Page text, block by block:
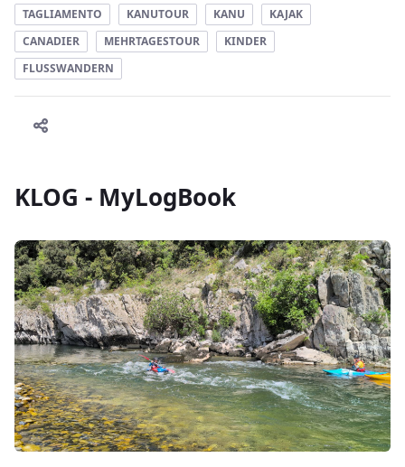
TAGLIAMENTO KANUTOUR KANU
KAJAK
CANADIER
MEHRTAGESTOUR
KINDER
FLUSSWANDERN
KLOG - MyLogBook